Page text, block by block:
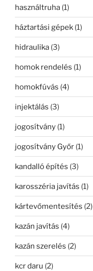
használtruha (1)
háztartási gépek (1)
hidraulika (3)
homok rendelés (1)
homokfúvás (4)
injektálás (3)
jogosítvány (1)
jogosítvány Győr (1)
kandalló építés (3)
karosszéria javítás (1)
kártevőmentesítés (2)
kazán javítás (4)
kazán szerelés (2)
kcr daru (2)